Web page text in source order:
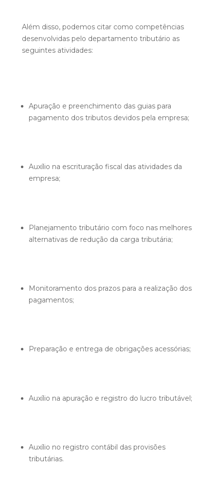
Além disso, podemos citar como competências
desenvolvidas pelo departamento tributário as
seguintes atividades:
Apuração e preenchimento das guias para
pagamento dos tributos devidos pela empresa;
Auxílio na escrituração fiscal das atividades da
empresa;
Planejamento tributário com foco nas melhores
alternativas de redução da carga tributária;
Monitoramento dos prazos para a realização dos
pagamentos;
Preparação e entrega de obrigações acessórias;
Auxílio na apuração e registro do lucro tributável;
Auxílio no registro contábil das provisões
tributárias.